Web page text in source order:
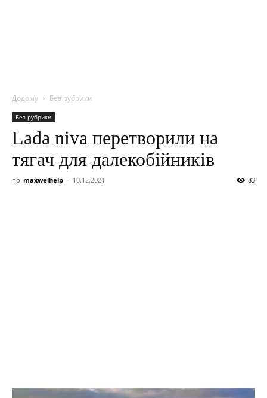
Додому Без рубрики
Без рубрики
Lada niva перетворили на
тягач для далекобійників
по maxwelhelp - 10.12.2021 83